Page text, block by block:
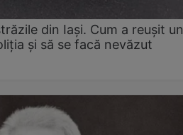
din Iași. Cum a reușit un
și să se facă nevăzut